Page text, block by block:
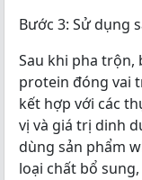
Bước 3: Sử dụng
Sau khi pha trộn,
protein đóng vai
kết hợp với các
vị và giá trị dinh
dùng sản phẩm
loại chất bổ